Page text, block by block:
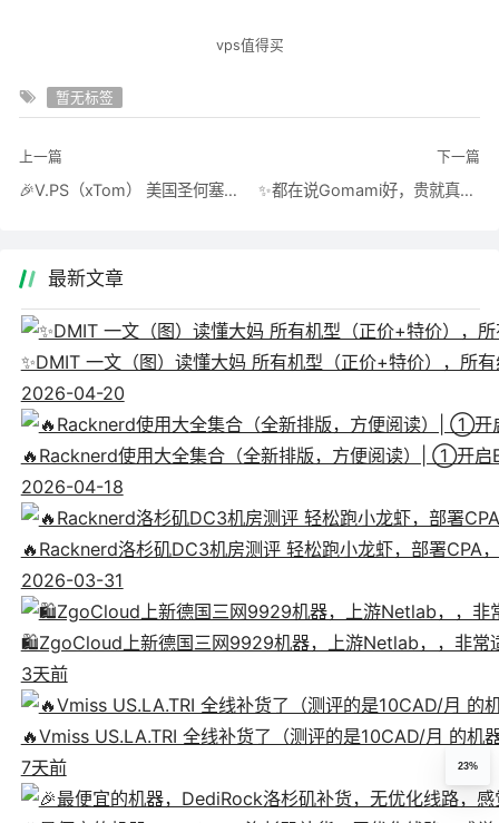
vps值得买
暂无标签
上一篇
🎉V.PS（xTom） 美国圣何塞，三网各自优化（电信去回CN2GIA 移动去回CMIN2 联通去回9929） 机器测评
下一篇
✨都在说Gomami好，贵就真的是好，三网各自优化速度快 | 测评狗妈新加坡 🗻SIN.Pulse.Nano $29/月
最新文章
✨DMIT 一文（图）读懂大妈 所有机型（正价+特价），所
2026-04-20
🔥Racknerd使用大全集合（全新排版，方便阅读）| ①开
2026-04-18
🔥Racknerd洛杉矶DC3机房测评 轻松跑小龙虾，部署CPA
2026-03-31
🛍️ZgoCloud上新德国三网9929机器，上游Netlab，，非常
3天前
🔥Vmiss US.LA.TRI 全线补货了（测评的是10CAD/月 的
7天前
23%